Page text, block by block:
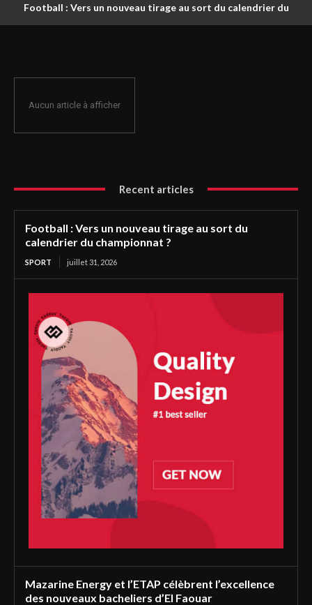
Football : Vers un nouveau tirage au sort du calendrier du
Aucun article à afficher
Recent articles
Football : Vers un nouveau tirage au sort du
calendrier du championnat ?
SPORT juillet 31, 2026
Mazarine Energy et l’ETAP célèbrent l’excellence
des nouveaux bacheliers d’El Faouar